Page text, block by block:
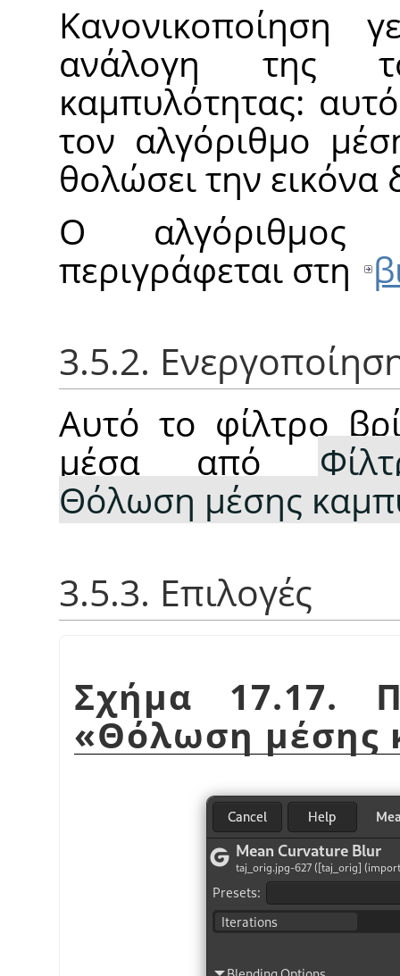
Κανονικοποίηση
ανάλογη της
καμπυλότητας:
τον αλγόριθμο
θολώσει την
Ο αλγόριθμος
περιγράφεται στη
3.5.2.
Αυτό το φίλτρο
μέσα από
Θόλωση μέσης
3.5.3. Επιλογές
Σχήμα 17.17.
«Θόλωση μέσης